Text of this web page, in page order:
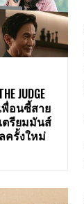
JUDGE
เพื่อนซี้สาย
ตรียมมันส์
ครั้งใหม่